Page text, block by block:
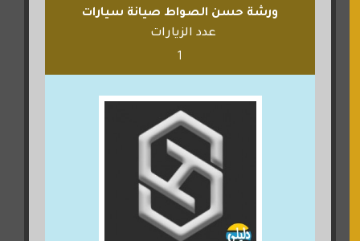
ورشة حسن الصواط صيانة سيارات
عدد الزيارات
1